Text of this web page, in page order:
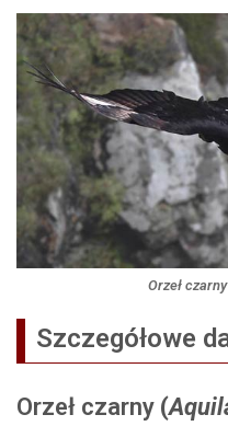
Orzeł czarny
Szczegółowe
Orzeł czarny (